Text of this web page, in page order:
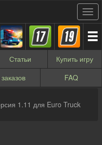
Статьи Купить игру
FAQ
1.11 для Euro Truck